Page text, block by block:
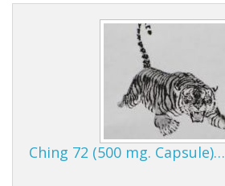
Veggie Caps
Ching 72 (500 mg. Capsule)…